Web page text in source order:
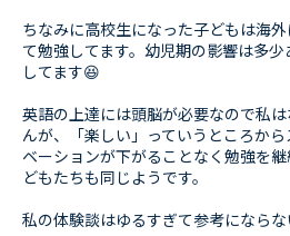
ちなみに高校生になった子どもは海
て勉強してます。幼児期の影響は多
してます😆
英語の上達には頭脳が必要なので私
んが、「楽しい」っていうところか
ベーションが下がることなく勉強を
どもたちも同じようです。
私の体験談はゆるすぎて参考にならな